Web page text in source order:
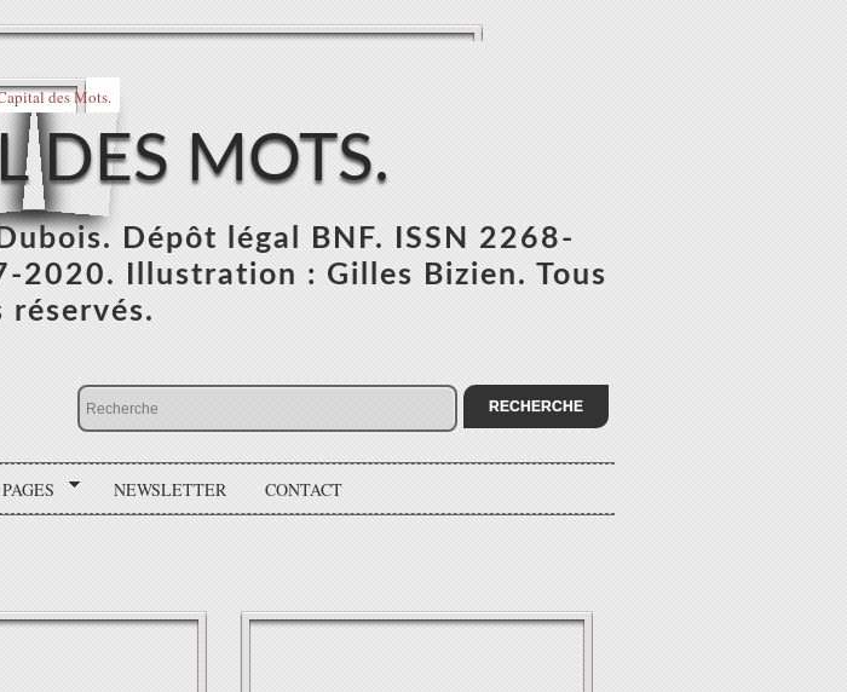
DES MOTS.
Dépôt légal BNF. ISSN 2268-
Illustration : Gilles Bizien. Tous
réservés.
PAGES NEWSLETTER CONTACT